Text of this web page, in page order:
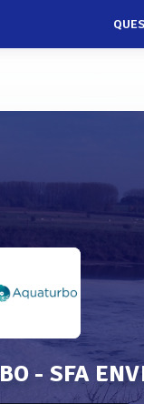
- SFA